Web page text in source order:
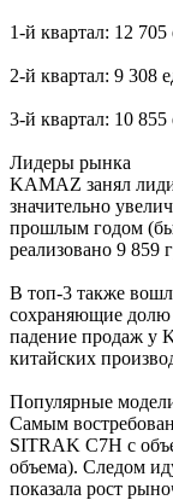
1-й квартал: 12
2-й квартал: 9 308
3-й квартал: 10
Лидеры рынка
KAMAZ занял
значительно
прошлым годом
реализовано 9 859
В топ-3 также
сохраняющие
падение продаж у
китайских
Популярные
Самым
SITRAK C7H с
объема). Следом
показала рост